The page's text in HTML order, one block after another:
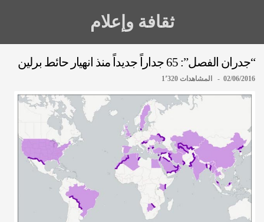
ثقافة وإعلام
“جدران الفصل”: 65 جداراً جديداً منذ انهيار حائط برلين
02/06/2016 - المشاهدات 1٬320